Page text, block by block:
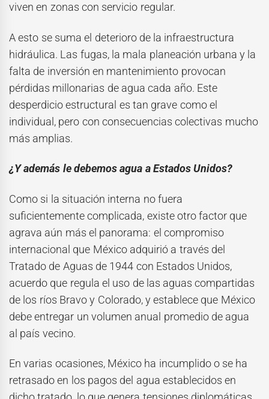
viven en zonas con servicio regular.
A esto se suma el deterioro de la infraestructura
hidráulica. Las fugas, la mala planeación urbana y la
falta de inversión en mantenimiento provocan
pérdidas millonarias de agua cada año. Este
desperdicio estructural es tan grave como el
individual, pero con consecuencias colectivas mucho
más amplias.
¿Y además le debemos agua a Estados Unidos?
Como si la situación interna no fuera
suficientemente complicada, existe otro factor que
agrava aún más el panorama: el compromiso
internacional que México adquirió a través del
Tratado de Aguas de 1944 con Estados Unidos,
acuerdo que regula el uso de las aguas compartidas
de los ríos Bravo y Colorado, y establece que México
debe entregar un volumen anual promedio de agua
al país vecino.
En varias ocasiones, México ha incumplido o se ha
retrasado en los pagos del agua establecidos en